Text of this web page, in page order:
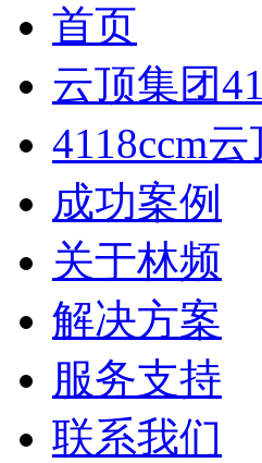
首页
云顶集团
4118ccm
成功案例
关于林频
解决方案
服务支持
联系我们